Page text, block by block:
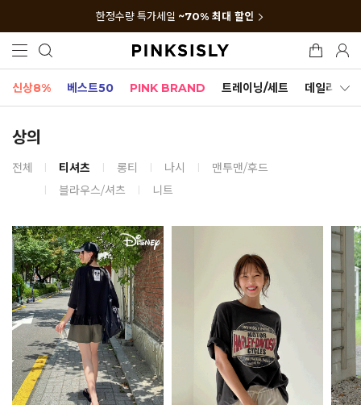
한정수량 특가세일 ~70% 최대 할인
신상8% 베스트50 PINK BRAND 트레이닝/세트 데일리세트
상의
전체 티셔츠 롱티 나시
맨투맨/후드
블라우스/셔츠
니트